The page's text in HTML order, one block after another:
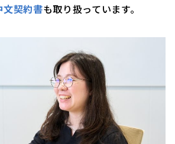
文契約書も取り扱っています。